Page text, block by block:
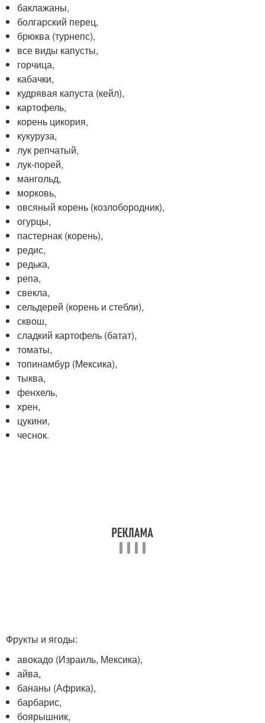
баклажаны,
болгарский перец,
брюква (турнепс),
все виды капусты,
горчица,
кабачки,
кудрявая капуста (кейл),
картофель,
корень цикория,
кукуруза,
лук репчатый,
лук-порей,
мангольд,
морковь,
овсяный корень (козлобородник),
огурцы,
пастернак (корень),
редис,
редька,
репа,
свекла,
сельдерей (корень и стебли),
сквош,
сладкий картофель (батат),
томаты,
топинамбур (Мексика),
тыква,
фенхель,
хрен,
цукини,
чеснок.
Фрукты и ягоды:
авокадо (Израиль, Мексика),
айва,
бананы (Африка),
барбарис,
боярышник,